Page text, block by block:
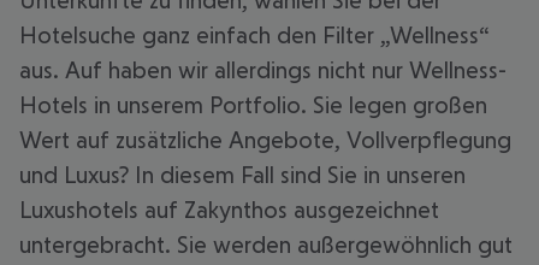
Hotelsuche ganz einfach den Filter „Wellness“
aus. Auf haben wir allerdings nicht nur Wellness-
Hotels in unserem Portfolio. Sie legen großen
Wert auf zusätzliche Angebote, Vollverpflegung
und Luxus? In diesem Fall sind Sie in unseren
Luxushotels auf Zakynthos ausgezeichnet
untergebracht. Sie werden außergewöhnlich gut